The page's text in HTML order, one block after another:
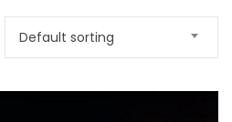
Default sorting